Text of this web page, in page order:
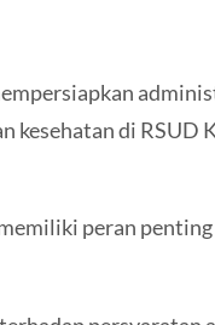
kesehatan di RSUD
peran